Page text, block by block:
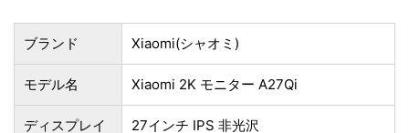
ブランド Xiaomi(シャオミ)
モデル名 Xiaomi 2K モニター A27Qi
ディスプレイ 27インチ IPS 非光沢